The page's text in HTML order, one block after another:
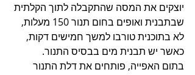
יוצקים את המסה שהתקבלה לתוך הקלתית
שבתבנית ואופים בחום תנור 150 מעלות,
לא בתוכנית טורבו למשך חמישים דקות,
כאשר יש תבנית מים בבסיס התנור.
בתום האפייה, פותחים את דלת התנור